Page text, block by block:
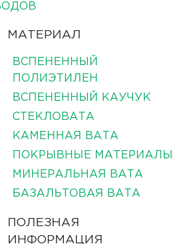
МАТЕРИАЛ
ВСПЕНЕННЫЙ
ПОЛИЭТИЛЕН
ВСПЕНЕННЫЙ КАУЧУК
СТЕКЛОВАТА
КАМЕННАЯ ВАТА
ПОКРЫВНЫЕ МАТЕРИАЛЫ
МИНЕРАЛЬНАЯ ВАТА
БАЗАЛЬТОВАЯ ВАТА
ПОЛЕЗНАЯ
ИНФОРМАЦИЯ